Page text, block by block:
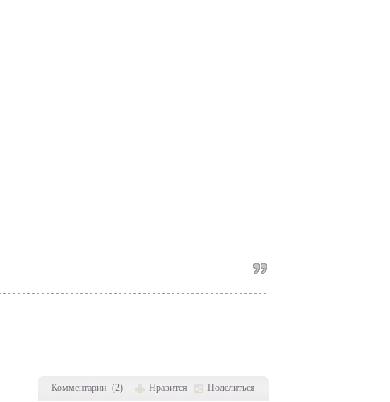
Комментарии (2) Нравится Поделиться